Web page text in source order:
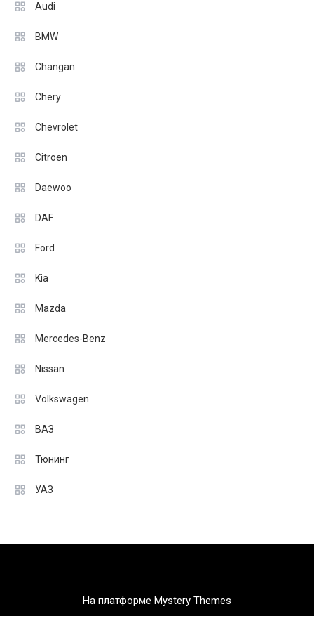
Audi
BMW
Changan
Chery
Chevrolet
Citroen
Daewoo
DAF
Ford
Kia
Mazda
Mercedes-Benz
Nissan
Volkswagen
ВАЗ
Тюнинг
УАЗ
На платформе Mystery Themes